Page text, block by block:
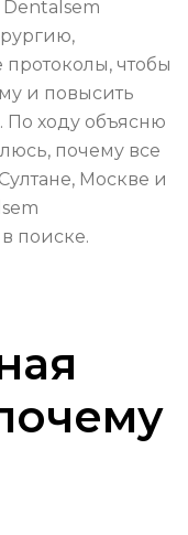
чтобы
и повысить
По ходу объясню
почему все
Москве и
поиске.